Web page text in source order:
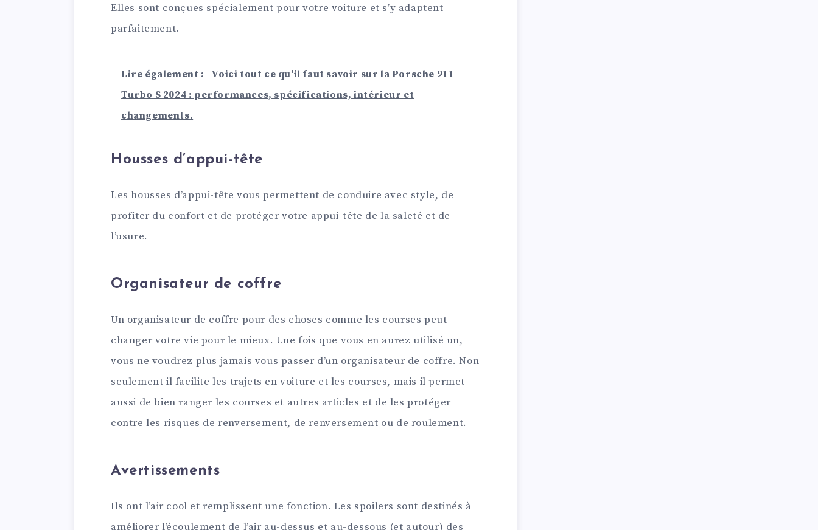
Elles sont conçues spécialement pour votre voiture et s’y adaptent
parfaitement.
Lire également :
Voici tout ce qu'il faut savoir sur la Porsche 911
Turbo S 2024 : performances, spécifications, intérieur et
changements.
Housses d’appui-tête
Les housses d’appui-tête vous permettent de conduire avec style, de
profiter du confort et de protéger votre appui-tête de la saleté et de
l’usure.
Organisateur de coffre
Un organisateur de coffre pour des choses comme les courses peut
changer votre vie pour le mieux. Une fois que vous en aurez utilisé un,
vous ne voudrez plus jamais vous passer d’un organisateur de coffre. Non
seulement il facilite les trajets en voiture et les courses, mais il permet
aussi de bien ranger les courses et autres articles et de les protéger
contre les risques de renversement, de renversement ou de roulement.
Avertissements
Ils ont l’air cool et remplissent une fonction. Les spoilers sont destinés à
améliorer l’écoulement de l’air au-dessus et au-dessous (et autour) des